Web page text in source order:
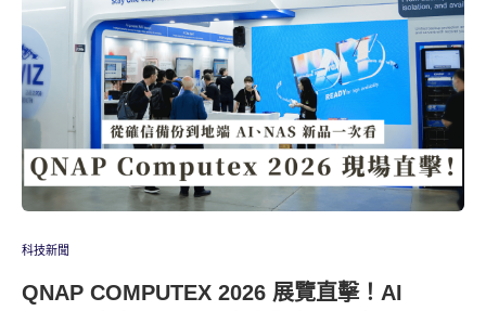
科技新聞
QNAP COMPUTEX 2026 展覽直擊！AI